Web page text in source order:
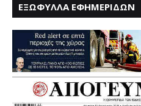
ΕΞΩΦΥΛΛΑ ΕΦΗΜΕΡΙΔΩΝ